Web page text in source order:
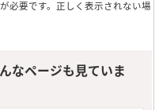
が必要です。正しく表示されない場
なページも見ていま